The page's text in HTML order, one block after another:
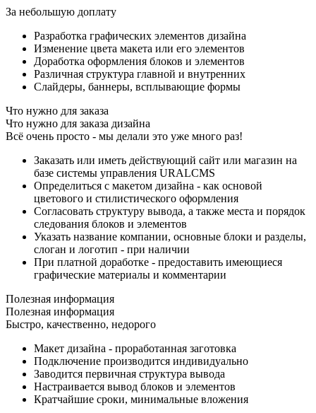
За небольшую доплату
Разработка графических элементов дизайна
Изменение цвета макета или его элементов
Доработка оформления блоков и элементов
Различная структура главной и внутренних
Слайдеры, баннеры, всплывающие формы
Что нужно для заказа
Что нужно для заказа дизайна
Всё очень просто - мы делали это уже много раз!
Заказать или иметь действующий сайт или магазин на
базе системы управления URALCMS
Определиться с макетом дизайна - как основой
цветового и стилистического оформления
Согласовать структуру вывода, а также места и порядок
следования блоков и элементов
Указать название компании, основные блоки и разделы,
слоган и логотип - при наличии
При платной доработке - предоставить имеющиеся
графические материалы и комментарии
Полезная информация
Полезная информация
Быстро, качественно, недорого
Макет дизайна - проработанная заготовка
Подключение производится индивидуально
Заводится первичная структура вывода
Настраивается вывод блоков и элементов
Кратчайшие сроки, минимальные вложения